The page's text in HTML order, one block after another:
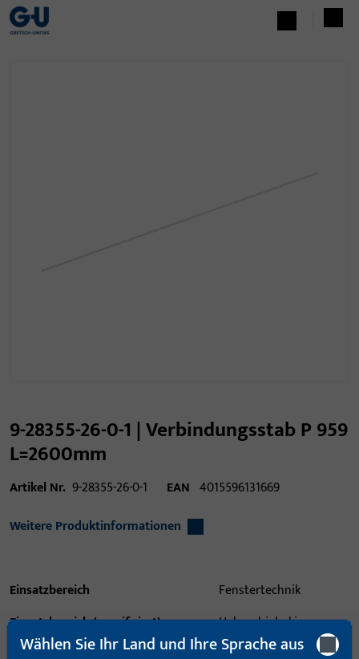
9-28355-26-0-1 | Verbindungsstab P 959
L=2600mm
Artikel Nr. 9-28355-26-0-1 EAN 4015596131669
Weitere Produktinformationen
Einsatzbereich
Fenstertechnik
Einsatzbereich (spezifiziert)
Hebeschiebekipp,
Hebeschiebe
Wählen Sie Ihr Land und Ihre Sprache aus